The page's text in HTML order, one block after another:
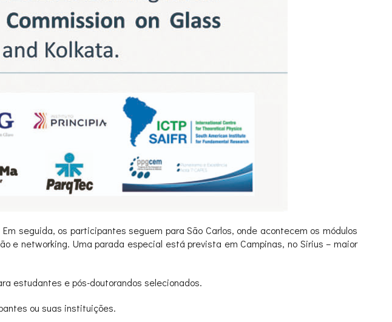
seguida, os participantes seguem para São Carlos, onde acontecem os módulos
e networking. Uma parada especial está prevista em Campinas, no Sirius – maior
estudantes e pós-doutorandos selecionados.
ou suas instituições.